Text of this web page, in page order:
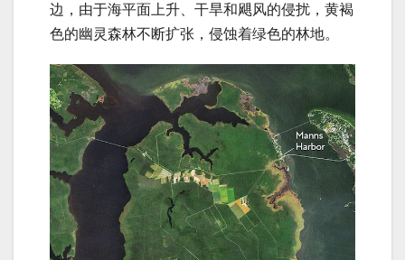
边，由于海平面上升、干旱和飓风的侵扰，黄褐
色的幽灵森林不断扩张，侵蚀着绿色的林地。